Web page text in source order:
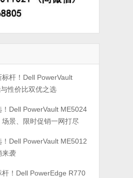
杆！Dell PowerVault
性价比双优之选
Dell PowerVault ME5024
景、限时促销一网打尽
Dell PowerVault ME5012
来袭
杆！Dell PowerEdge R770